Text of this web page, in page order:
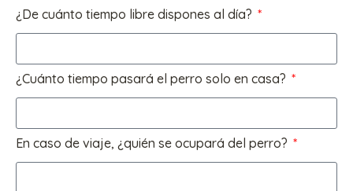
¿De cuánto tiempo libre dispones al día?
¿Cuánto tiempo pasará el perro solo en casa?
En caso de viaje, ¿quién se ocupará del perro?